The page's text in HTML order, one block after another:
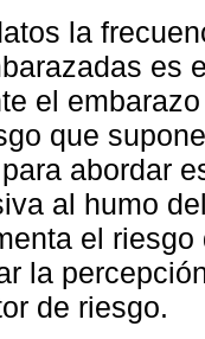
la
es
el
que
abordar
al humo
el
la
de riesgo.